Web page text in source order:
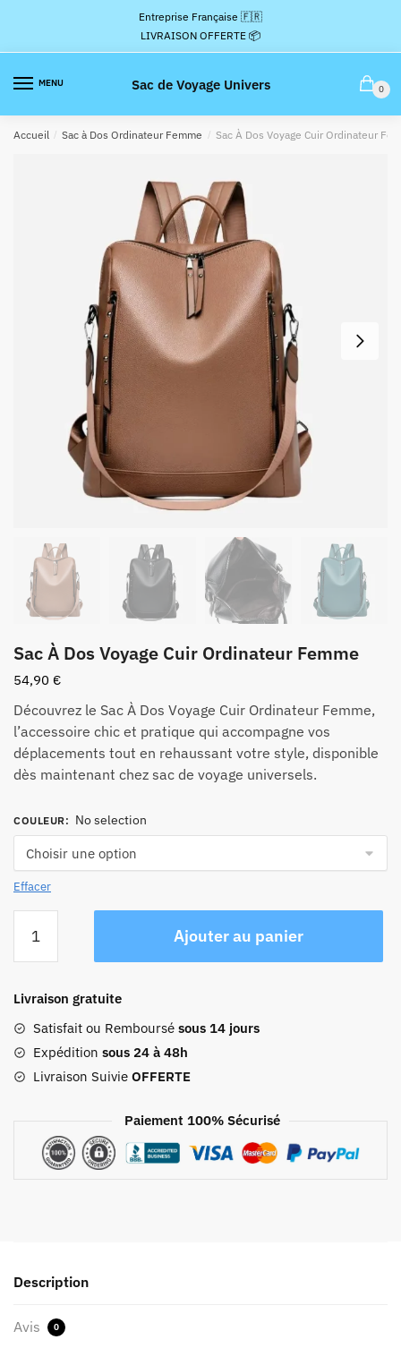
la
navigation
contenu
Entreprise Française 🇫🇷
LIVRAISON OFFERTE 📦
MENU Sac de Voyage Univers 0
Accueil / Sac à Dos Ordinateur Femme / Sac À Dos Voyage Cuir Ordinateur
Sac À Dos Voyage Cuir Ordinateur Femme
54,90 €
Découvrez le Sac À Dos Voyage Cuir Ordinateur Femme,
l’accessoire chic et pratique qui accompagne vos
déplacements tout en rehaussant votre style, disponible
dès maintenant chez sac de voyage universels.
COULEUR: No selection
Effacer
Sac
Dos
Voyage
Cuir
Ordinateur
Ajouter au panier
Livraison gratuite
Satisfait ou Remboursé sous 14 jours
Expédition sous 24 à 48h
Livraison Suivie OFFERTE
Paiement 100% Sécurisé
Description
Avis 0